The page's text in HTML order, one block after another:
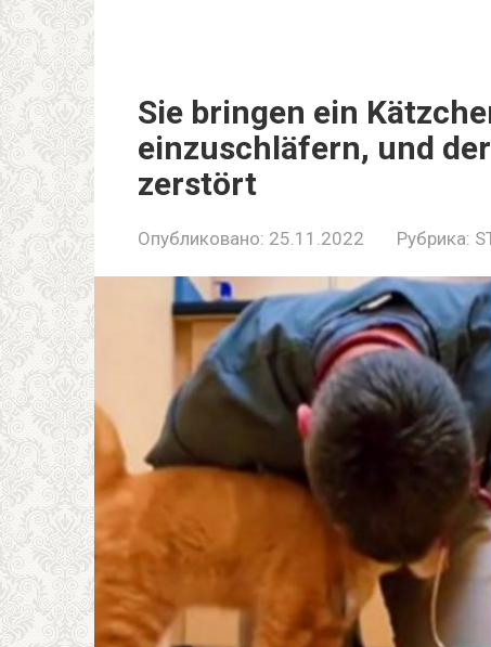
Sie bringen ein
einzuschläfern, und
zerstört
Опубликовано: 25.11.2022 Рубрика: